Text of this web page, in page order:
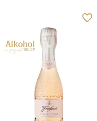
favorite_border